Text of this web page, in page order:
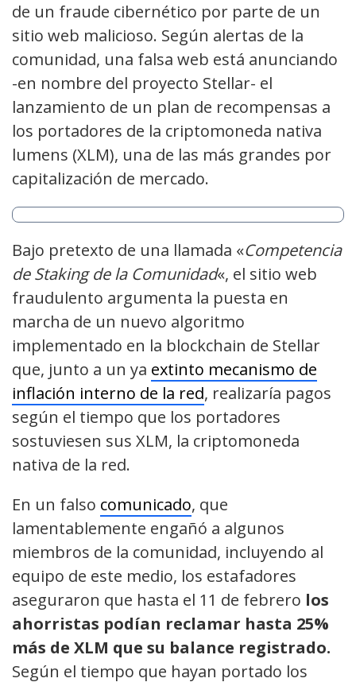
de un fraude cibernético por parte de un
sitio web malicioso. Según alertas de la
comunidad, una falsa web está anunciando
-en nombre del proyecto Stellar- el
lanzamiento de un plan de recompensas a
los portadores de la criptomoneda nativa
lumens (XLM), una de las más grandes por
capitalización de mercado.
Bajo pretexto de una llamada «Competencia
de Staking de la Comunidad«, el sitio web
fraudulento argumenta la puesta en
marcha de un nuevo algoritmo
implementado en la blockchain de Stellar
que, junto a un ya extinto mecanismo de
inflación interno de la red, realizaría pagos
según el tiempo que los portadores
sostuviesen sus XLM, la criptomoneda
nativa de la red.
En un falso comunicado, que
lamentablemente engañó a algunos
miembros de la comunidad, incluyendo al
equipo de este medio, los estafadores
aseguraron que hasta el 11 de febrero los
ahorristas podían reclamar hasta 25%
más de XLM que su balance registrado.
Según el tiempo que hayan portado los